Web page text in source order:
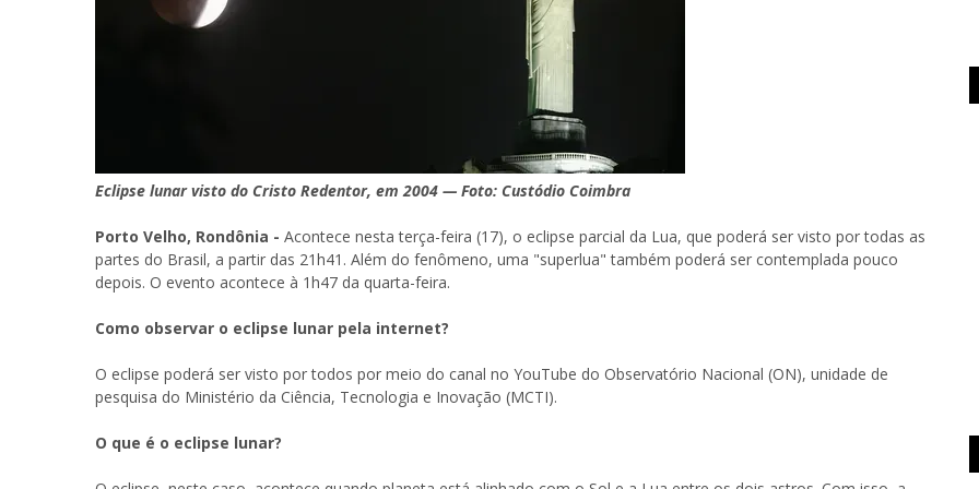
Eclipse lunar visto do Cristo Redentor, em 2004 — Foto: Custódio Coimbra
Porto Velho, Rondônia - Acontece nesta terça-feira (17), o eclipse parcial da Lua, que poderá ser visto por todas as
partes do Brasil, a partir das 21h41. Além do fenômeno, uma "superlua" também poderá ser contemplada pouco
depois. O evento acontece à 1h47 da quarta-feira.
Como observar o eclipse lunar pela internet?
O eclipse poderá ser visto por todos por meio do canal no YouTube do Observatório Nacional (ON), unidade de
pesquisa do Ministério da Ciência, Tecnologia e Inovação (MCTI).
O que é o eclipse lunar?